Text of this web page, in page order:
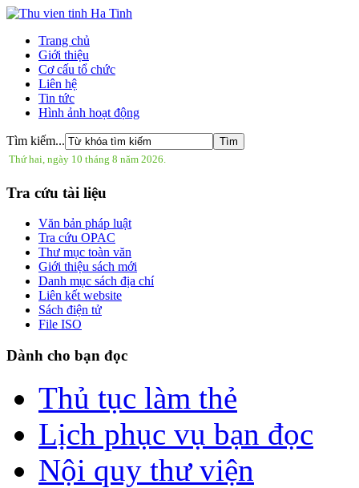
Trang chủ
Giới thiệu
Cơ cấu tổ chức
Liên hệ
Tin tức
Hình ảnh hoạt động
Tìm kiếm...
Thứ hai, ngày 10 tháng 8 năm 2026.
Tra cứu tài liệu
Văn bản pháp luật
Tra cứu OPAC
Thư mục toàn văn
Giới thiệu sách mới
Danh mục sách địa chí
Liên kết website
Sách điện tử
File ISO
Dành cho bạn đọc
Thủ tục làm thẻ
Lịch phục vụ bạn đọc
Nội quy thư viện